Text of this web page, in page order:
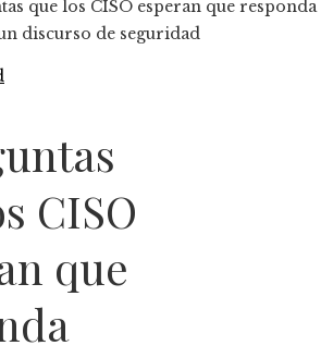
que los CISO esperan que responda
discurso de seguridad
CISO
que